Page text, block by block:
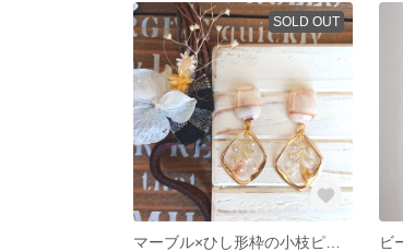
SOLD OUT
ビ